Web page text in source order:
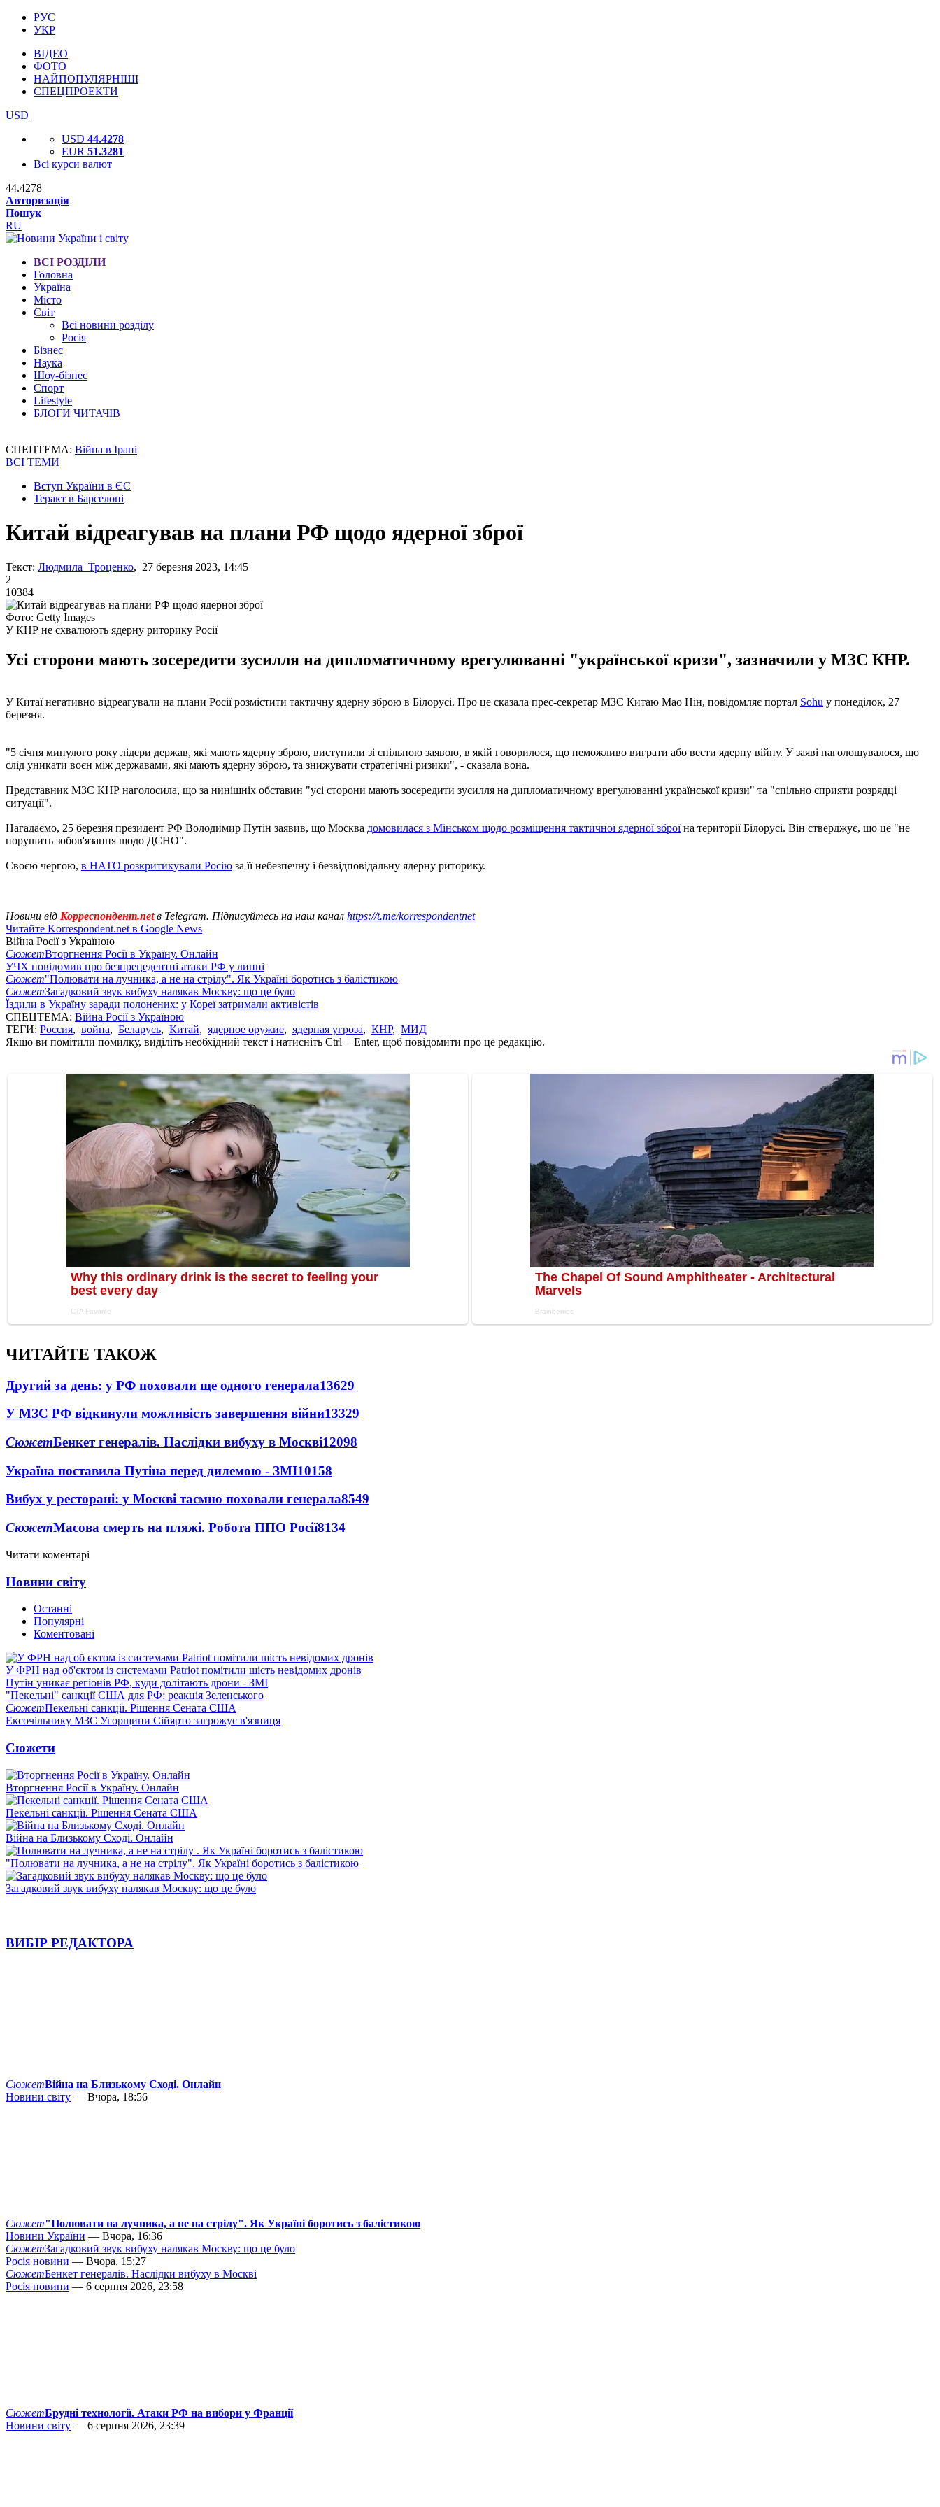
РУС
УКР
ВІДЕО
ФОТО
НАЙПОПУЛЯРНІШІ
СПЕЦПРОЕКТИ
USD
USD 44.4278
EUR 51.3281
Всі курси валют
44.4278
Авторизація
Пошук
RU
ВСІ РОЗДІЛИ
Головна
Україна
Місто
Світ
Всі новини розділу
Росія
Бізнес
Наука
Шоу-бізнес
Спорт
Lifestyle
БЛОГИ ЧИТАЧІВ
СПЕЦТЕМА: Війна в Ірані
ВСІ ТЕМИ
Вступ України в ЄС
Теракт в Барселоні
Китай відреагував на плани РФ щодо ядерної зброї
Текст: Людмила Троценко, 27 березня 2023, 14:45
2
10384
Фото: Getty Images
У КНР не схвалюють ядерну риторику Росії
Усі сторони мають зосередити зусилля на дипломатичному врегулюванні "української кризи", зазначили у МЗС КНР.
У Китаї негативно відреагували на плани Росії розмістити тактичну ядерну зброю в Білорусі. Про це сказала прес-секретар МЗС Китаю Мао Нін, повідомляє портал Sohu у понеділок, 27
березня.
"5 січня минулого року лідери держав, які мають ядерну зброю, виступили зі спільною заявою, в якій говорилося, що неможливо виграти або вести ядерну війну. У заяві наголошувалося, що
слід уникати воєн між державами, які мають ядерну зброю, та знижувати стратегічні ризики", - сказала вона.
Представник МЗС КНР наголосила, що за нинішніх обставин "усі сторони мають зосередити зусилля на дипломатичному врегулюванні української кризи" та "спільно сприяти розрядці
ситуації".
Нагадаємо, 25 березня президент РФ Володимир Путін заявив, що Москва домовилася з Мінськом щодо розміщення тактичної ядерної зброїна території Білорусі. Він стверджує, що це "не
порушить зобов'язання щодо ДСНО".
Своєю чергою, в НАТО розкритикували Росію за її небезпечну і безвідповідальну ядерну риторику.
Новини від Корреспондент.netв Telegram. Підписуйтесь на наш канал https://t.me/korrespondentnet
Читайте Korrespondent.net в Google News
Війна Росії з Україною
СюжетВторгнення Росії в Україну. Онлайн
УЧХ повідомив про безпрецедентні атаки РФ у липні
Сюжет"Полювати на лучника, а не на стрілу". Як Україні боротись з балістикою
СюжетЗагадковий звук вибуху налякав Москву: що це було
Їздили в Україну заради полонених: у Кореї затримали активістів
СПЕЦТЕМА: Війна Росії з Україною
ТЕГИ: Россия, война, Беларусь, Китай, ядерное оружие, ядерная угроза, КНР, МИД
Якщо ви помітили помилку, виділіть необхідний текст і натисніть Ctrl + Enter, щоб повідомити про це редакцію.
ЧИТАЙТЕ ТАКОЖ
Другий за день: у РФ поховали ще одного генерала13629
У МЗС РФ відкинули можливість завершення війни13329
СюжетБенкет генералів. Наслідки вибуху в Москві12098
Україна поставила Путіна перед дилемою - ЗМІ10158
Вибух у ресторані: у Москві таємно поховали генерала8549
СюжетМасова смерть на пляжі. Робота ППО Росії8134
Читати коментарі
Новини світу
Останні
Популярні
Коментовані
У ФРН над об'єктом із системами Patriot помітили шість невідомих дронів
Путін уникає регіонів РФ, куди долітають дрони - ЗМІ
"Пекельні" санкції США для РФ: реакція Зеленського
СюжетПекельні санкції. Рішення Сената США
Ексочільнику МЗС Угорщини Сійярто загрожує в'язниця
Сюжети
Вторгнення Росії в Україну. Онлайн
Пекельні санкції. Рішення Сената США
Війна на Близькому Сході. Онлайн
"Полювати на лучника, а не на стрілу". Як Україні боротись з балістикою
Загадковий звук вибуху налякав Москву: що це було
ВИБІР РЕДАКТОРА
СюжетВійна на Близькому Сході. Онлайн
Новини світу — Вчора, 18:56
Сюжет"Полювати на лучника, а не на стрілу". Як Україні боротись з балістикою
Новини України — Вчора, 16:36
СюжетЗагадковий звук вибуху налякав Москву: що це було
Росія новини — Вчора, 15:27
СюжетБенкет генералів. Наслідки вибуху в Москві
Росія новини — 6 серпня 2026, 23:58
СюжетБрудні технології. Атаки РФ на вибори у Франції
Новини світу — 6 серпня 2026, 23:39